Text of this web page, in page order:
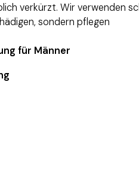
verkürzt. Wir verwenden
sondern pflegen
für Männer